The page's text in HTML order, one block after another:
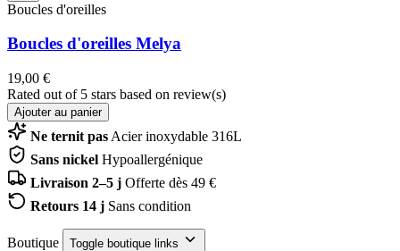
Boucles d'oreilles
Boucles d'oreilles Melya
19,00 €
Rated out of 5 stars based on review(s)
Ajouter au panier
Ne ternit pas Acier inoxydable 316L
Sans nickel Hypoallergénique
Livraison 2–5 j Offerte dès 49 €
Retours 14 j Sans condition
Boutique Toggle boutique links